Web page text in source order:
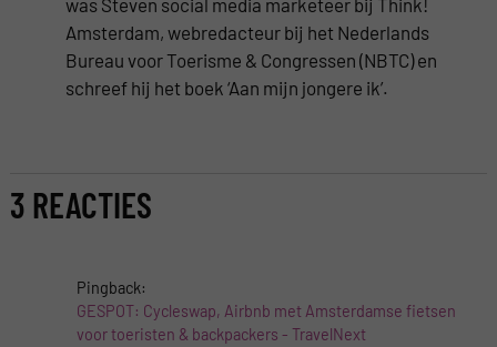
Amsterdam, webredacteur bij het Nederlands
Bureau voor Toerisme & Congressen (NBTC) en
schreef hij het boek ‘Aan mijn jongere ik’.
3 REACTIES
Pingback:
GESPOT: Cycleswap, Airbnb met Amsterdamse fietsen
voor toeristen & backpackers - TravelNext